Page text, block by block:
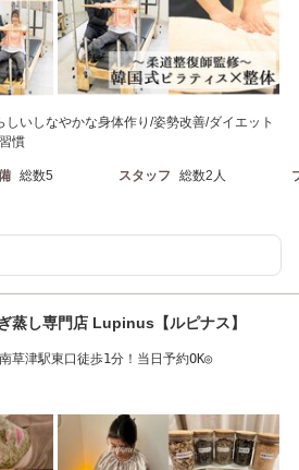
しいしなやかな身体作り/姿勢改善/ダイエット
慣
総数5 スタッフ 総数2人
蒸し専門店 Lupinus【ルピナス】
草津駅東口徒歩1分！当日予約OK◎